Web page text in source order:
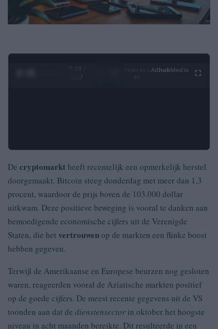
0:29 /
4:27
Ad hubMedia
De cryptomarkt heeft recentelijk een opmerkelijk herstel
doorgemaakt. Bitcoin steeg donderdag met meer dan 1,3
procent, waardoor de prijs boven de 103.000 dollar
uitkwam. Deze positieve beweging is vooral te danken aan
bemoedigende economische cijfers uit de Verenigde
Staten, die het vertrouwenop de markten een flinke boost
hebben gegeven.
Terwijl de Amerikaanse en Europese beurzen nog gesloten
waren, reageerden vooral de Aziatische markten positief
op de goede cijfers. De meest recente gegevens uit de VS
toonden aan dat de dienstensector in oktober het hoogste
niveau in acht maanden bereikte. Dit resulteerde in een